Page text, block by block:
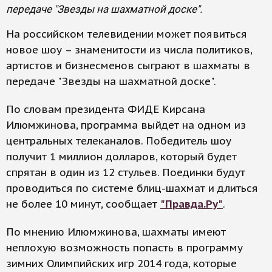
передаче "Звезды на шахматной доске".
На российском телевидении может появиться
новое шоу – знаменитости из числа политиков,
артистов и бизнесменов сыграют в шахматы в
передаче "Звезды на шахматной доске".
По словам президента ФИДЕ Кирсана
Илюмжинова, программа выйдет на одном из
центральных телеканалов. Победитель шоу
получит 1 миллион долларов, который будет
спрятан в один из 12 стульев. Поединки будут
проводиться по системе блиц-шахмат и длиться
не более 10 минут, сообщает "Правда.Ру".
По мнению Илюмжинова, шахматы имеют
неплохую возможность попасть в программу
зимних Олимпийских игр 2014 года, которые